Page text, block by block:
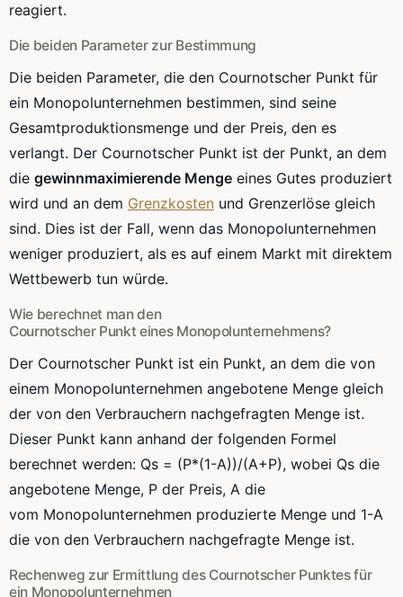
reagiert.
Die beiden Parameter zur Bestimmung
Die beiden Parameter, die den Cournotscher Punkt für
ein Monopolunternehmen bestimmen, sind seine
Gesamtproduktionsmenge und der Preis, den es
verlangt. Der Cournotscher Punkt ist der Punkt, an dem
die gewinnmaximierende Menge eines Gutes produziert
wird und an dem Grenzkosten und Grenzerlöse gleich
sind. Dies ist der Fall, wenn das Monopolunternehmen
weniger produziert, als es auf einem Markt mit direktem
Wettbewerb tun würde.
Wie berechnet man den
CournotscherPunkt eines Monopolunternehmens?
Der Cournotscher Punkt ist ein Punkt, an dem die von
einem Monopolunternehmen angebotene Menge gleich
der von den Verbrauchern nachgefragten Menge ist.
Dieser Punkt kann anhand der folgenden Formel
berechnet werden: Qs = (P*(1-A))/(A+P), wobei Qs die
angebotene Menge, P der Preis, A die
vom Monopolunternehmen produzierte Menge und 1-A
die von den Verbrauchern nachgefragte Menge ist.
Rechenweg zur Ermittlung des CournotscherPunktes für
ein Monopolunternehmen